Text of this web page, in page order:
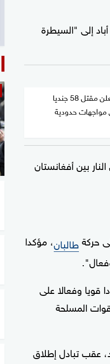
إلى "السيطرة
أفغانستان تعلن مقتل 58 جنديا
مواجهات حدودية
بين أفغانستان
حركة طالبان، مؤكدا
قويا وفعالا على
المسلحة
عقب تبادل إطلاق